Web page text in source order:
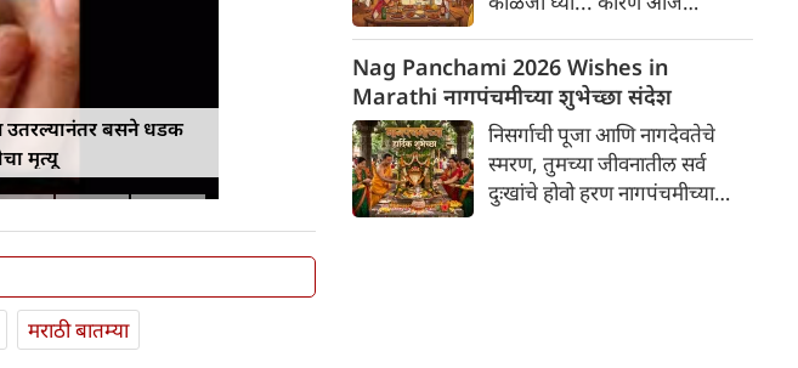
बसने धडक
मृत्यू
मराठी बातम्या
माणसांच्या चालीत दिसणार आहेत!
गटारी अमावस्येच्या मिश्कील
शुभेच्छा! मटणाचा रस्सा, चिकन लेग
पीस आणि सोबत थंडगार प्याला!
गटारी अमावस्येच्या तुम्हा सर्वांना
हार्दिक शुभेच्छा! आजचा दिवस
Nag Panchami 2026 Wishes in
Marathi नागपंचमीच्या शुभेच्छा संदेश
निसर्गाची पूजा आणि नागदेवतेचे
स्मरण, तुमच्या जीवनातील सर्व
दुःखांचे होवो हरण नागपंचमीच्या